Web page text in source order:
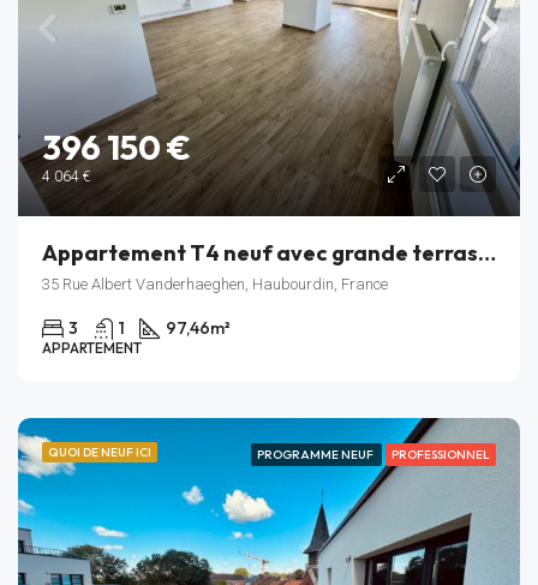
396 150 €
4 064 €
Appartement T4 neuf avec grande terrasse – Résidence Rive Gauche – Haubourdin – Lot C_503
35 Rue Albert Vanderhaeghen, Haubourdin, France
3 1 97,46m²
APPARTEMENT
QUOI DE NEUF ICI PROGRAMME NEUF PROFESSIONNEL